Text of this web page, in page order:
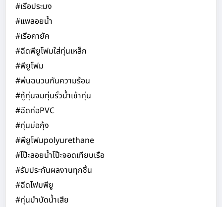
#เรือประมง
#แพลอยน้ำ
#เรือคายัค
#ฉีดพียูโฟมใส่ทุ่นเหล็ก
#พียูโฟม
#พ่นฉนวนกันความร้อน
#กู้ทุ่นจมทุ่นรั่วน้ำเข้าทุ่น
#ฉีดท่อPVC
#ทุ่นบ่อกุ้ง
#พียูโฟมpolyurethane
#โป๊ะลอยน้ำโป๊ะจอดเทียบเรือ
#รับประกันผลงานทุกชิ้น
#ฉีดโฟมพียู
#ทุ่นบำบัดน้ำเสีย